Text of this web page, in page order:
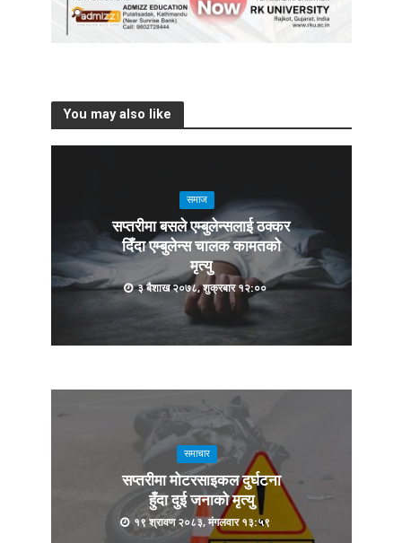
You may also like
समाज
सप्तरीमा बसले एम्बुलेन्सलाई ठक्कर
दिँदा एम्बुलेन्स चालक कामतको
मृत्यु
३ बैशाख २०७८, शुक्रबार १२:००
समाचार
सप्तरीमा मोटरसाइकल दुर्घटना
हुँदा दुई जनाको मृत्यु
१९ श्रावण २०८३, मंगलवार १३:५९